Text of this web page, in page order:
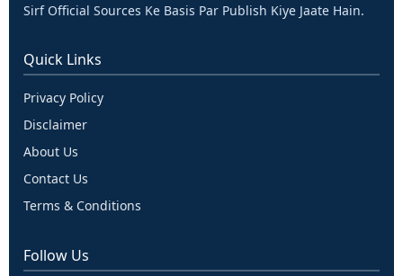
Sirf Official Sources Ke Basis Par Publish Kiye Jaate Hain.
Quick Links
Privacy Policy
Disclaimer
About Us
Contact Us
Terms & Conditions
Follow Us